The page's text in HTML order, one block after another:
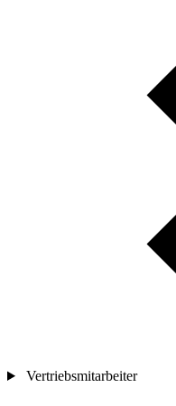
Vertriebsmitarbeiter